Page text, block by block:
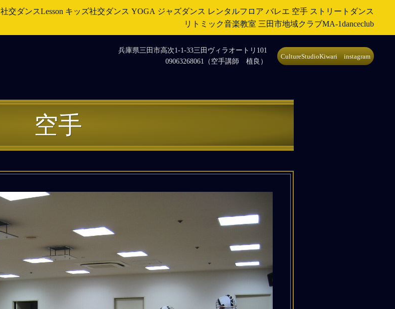
社交ダンスLesson キッズ社交ダンス YOGA ジャズダンス レンタルフロア バレエ 空手 ストリートダンス
リトミック音楽教室 三田市地域クラブMA-1danceclub
兵庫県三田市高次1-1-33三田ヴィラオートリ101
09063268061（空手講師 植良）
CultureStudioKiwari instagram
空手